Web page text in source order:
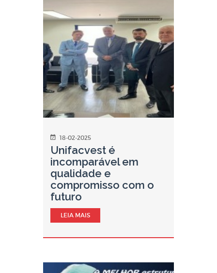
18-02-2025
Unifacvest é
incomparável em
qualidade e
compromisso com o
futuro
LEIA MAIS